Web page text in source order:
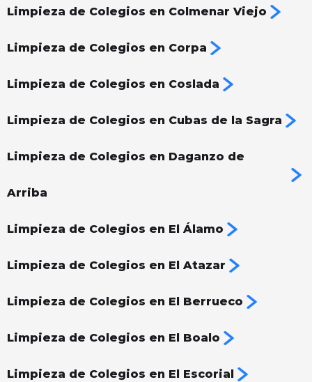
Limpieza de Colegios en Colmenar Viejo
Limpieza de Colegios en Corpa
Limpieza de Colegios en Coslada
Limpieza de Colegios en Cubas de la Sagra
Limpieza de Colegios en Daganzo de
Arriba
Limpieza de Colegios en El Álamo
Limpieza de Colegios en El Atazar
Limpieza de Colegios en El Berrueco
Limpieza de Colegios en El Boalo
Limpieza de Colegios en El Escorial